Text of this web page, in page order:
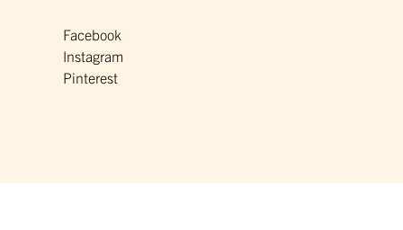
Facebook
Instagram
Pinterest